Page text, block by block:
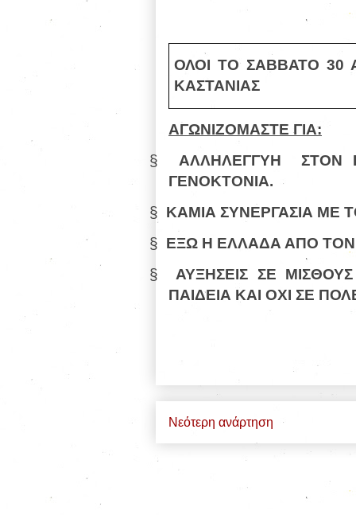
ΟΛΟΙ ΤΟ ΣΑΒΒΑΤΟ 30
ΚΑΣΤΑΝΙΑΣ
ΑΓΩΝΙΖΟΜΑΣΤΕ ΓΙΑ:
§
ΑΛΛΗΛΕΓΓΥΗ
ΣΤΟΝ
ΓΕΝΟΚΤΟΝΙΑ.
§ ΚΑΜΙΑ ΣΥΝΕΡΓΑΣΙΑ ΜΕ
§ ΕΞΩ Η ΕΛΛΑΔΑ ΑΠΟ ΤΟΝ
§
ΑΥΞΗΣΕΙΣ ΣΕ
ΠΑΙΔΕΙΑ ΚΑΙ ΟΧΙ ΣΕ
Νεότερη ανάρτηση